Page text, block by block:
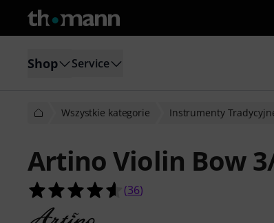
Shop Service
Wszystkie kategorie Instrumenty
Artino Violin Bow
4.6 na 5 gwiazdek z 36 ocen
(36)